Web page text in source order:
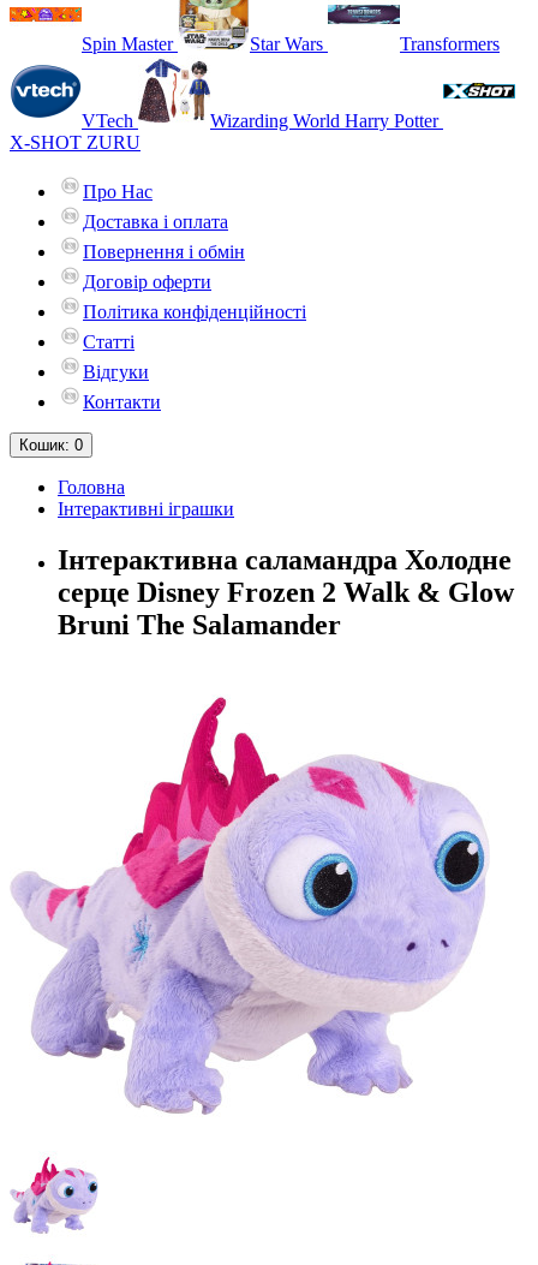
Spin Master Star Wars Transformers
VTech
Wizarding World Harry Potter
X-SHOT ZURU
Про Нас
Доставка і оплата
Повернення і обмін
Договір оферти
Політика конфіденційності
Статті
Відгуки
Контакти
Кошик: 0
Головна
Інтерактивні іграшки
Інтерактивна саламандра Холодне
серце Disney Frozen 2 Walk & Glow
Bruni The Salamander